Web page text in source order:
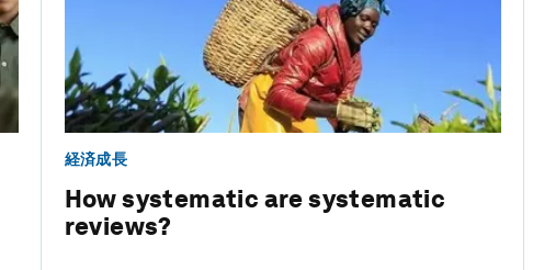
経済成長
How systematic are systematic
reviews?